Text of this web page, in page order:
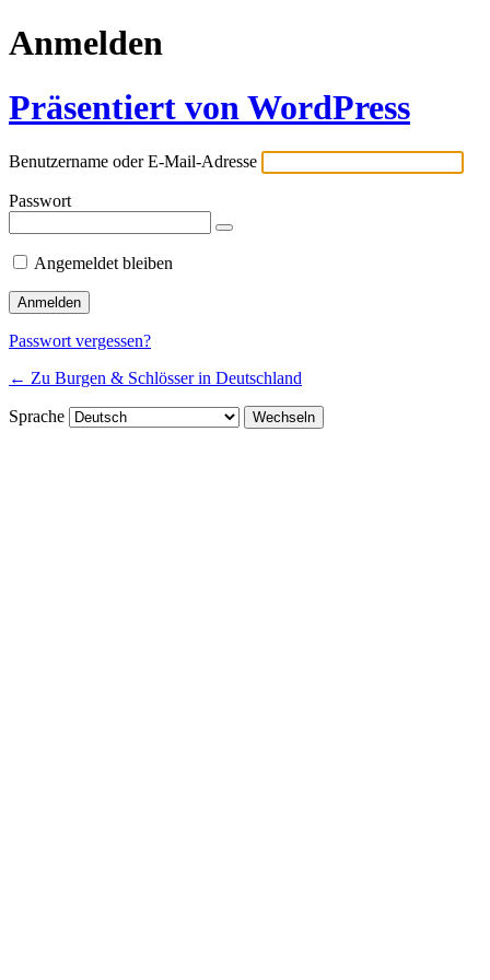
Anmelden
Präsentiert von WordPress
Benutzername oder E-Mail-Adresse
Passwort
Angemeldet bleiben
Passwort vergessen?
← Zu Burgen & Schlösser in Deutschland
Sprache